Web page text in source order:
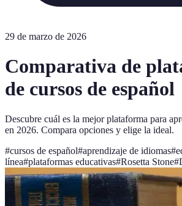
29 de marzo de 2026
Comparativa de
de cursos de español
Descubre cuál es la mejor plataforma para
en 2026. Compara opciones y elige la ideal.
#cursos de español#aprendizaje de idiomas#
línea#plataformas educativas#Rosetta Stone#